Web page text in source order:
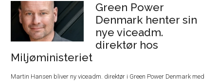
Green Power
Denmark henter sin
nye viceadm.
direktør hos
Miljøministeriet
Martin Hansen bliver ny viceadm. direktør i Green Power Denmark med